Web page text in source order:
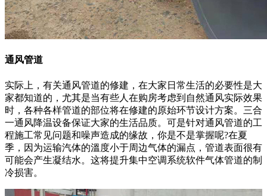
通风管道
实际上，有关通风管道的修建，在大家日常生活的必要性是大
家都知道的，尤其是当有些人在购房考虑到自然通风实际效果
时，各种各样管道的部位将在修建的原始环节设计方案。三合
一通风降温设备保证大家的生活品质。可是针对通风管道的工
程施工常见问题和噪声造成的缘故，你是不是掌握呢?在夏
季，因为运输汽体的溫度小于周边气体的漏点，管道表面很有
可能会产生凝结水。这将提升集中空调系统软件气体管道的制
冷损害。